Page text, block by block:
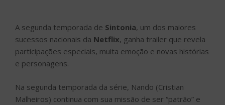
A segunda temporada de Sintonia, um dos maiores
sucessos nacionais da Netflix, ganha trailer que revela
participações especiais, muita emoção e novas histórias
e personagens.
Na segunda temporada da série, Nando (Cristian
Malheiros) continua com sua missão de ser “patrão” e